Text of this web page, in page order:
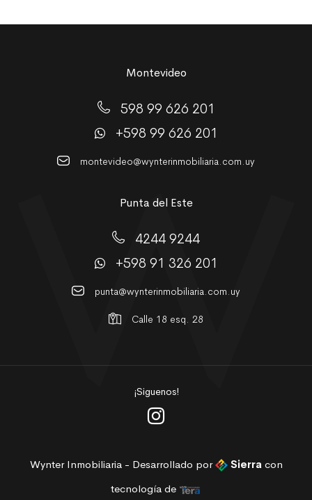
Montevideo
598 99 626 201
+598 99 626 201
montevideo@wynterinmobiliaria.com.uy
Punta del Este
4244 9244
+598 91 326 201
punta@wynterinmobiliaria.com.uy
Calle 18 esq. 28
¡Siguenos!
Wynter Inmobiliaria - Desarrollado por Sierra con
tecnología de